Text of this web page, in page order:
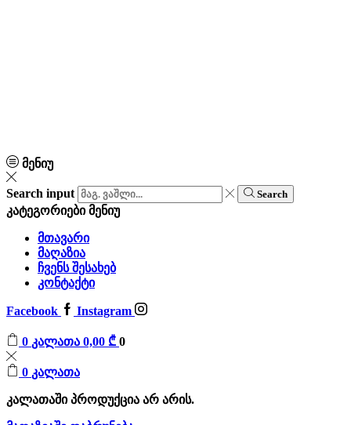
მენიუ
Search input Search
კატეგორიებიმენიუ
მთავარი
მაღაზია
ჩვენს შესახებ
კონტაქტი
Facebook Instagram
0 კალათა 0,00 ₾ 0
0 კალათა
კალათაში პროდუქცია არ არის.